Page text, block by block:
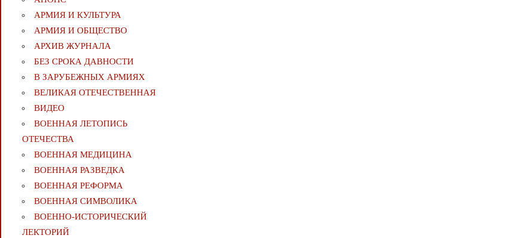
АРМИЯ И КУЛЬТУРА
АРМИЯ И ОБЩЕСТВО
АРХИВ ЖУРНАЛА
БЕЗ СРОКА ДАВНОСТИ
В ЗАРУБЕЖНЫХ АРМИЯХ
ВЕЛИКАЯ ОТЕЧЕСТВЕННАЯ
ВИДЕО
ВОЕННАЯ ЛЕТОПИСЬ
ОТЕЧЕСТВА
ВОЕННАЯ МЕДИЦИНА
ВОЕННАЯ РАЗВЕДКА
ВОЕННАЯ РЕФОРМА
ВОЕННАЯ СИМВОЛИКА
ВОЕННО-ИСТОРИЧЕСКИЙ
ЛЕКТОРИЙ